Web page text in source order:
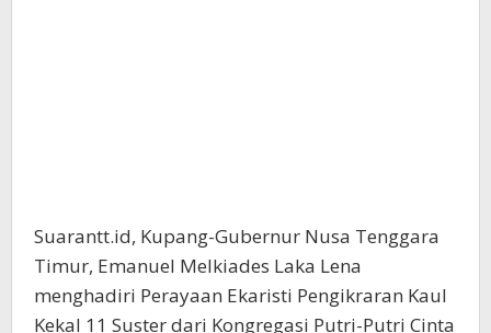
Suarantt.id, Kupang-Gubernur Nusa Tenggara
Timur, Emanuel Melkiades Laka Lena
menghadiri Perayaan Ekaristi Pengikraran Kaul
Kekal 11 Suster dari Kongregasi Putri-Putri Cinta